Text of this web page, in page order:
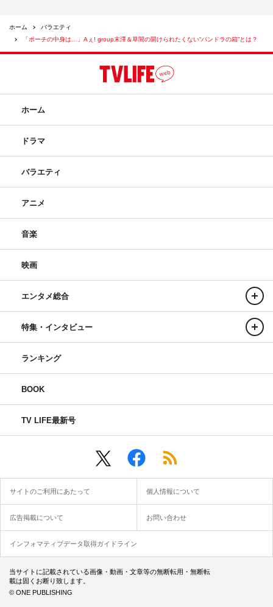
ホーム
バラエティ
「ポーチの中身は…」Aぇ! group末澤＆草間の開けられたくない“パンドラの箱”とは？
ホーム
ドラマ
バラエティ
アニメ
音楽
映画
エンタメ総合
特集・インタビュー
ランキング
BOOK
TV LIFE最新号
サイトのご利用にあたって 個人情報について
広告掲載について お問い合わせ
インフォマティブデータ取得ガイドライン
当サイトに記載されている画像・動画・文章等の無断転用・無断転
載は固くお断り致します。
© ONE PUBLISHING